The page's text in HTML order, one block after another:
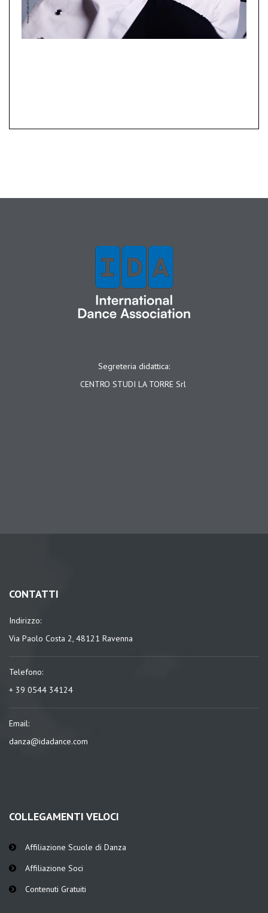
Segreteria didattica:
CENTRO STUDI LA TORRE Srl
CONTATTI
Indirizzo:
Via Paolo Costa 2, 48121 Ravenna
Telefono:
+ 39 0544 34124
Email:
danza@idadance.com
COLLEGAMENTI VELOCI
Affiliazione Scuole di Danza
Affiliazione Soci
Contenuti Gratuiti